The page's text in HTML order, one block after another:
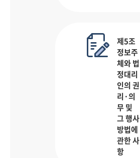
제5조
정보주
체와 법
정대리
인의 권
리·의
무 및
그 행사
방법에
관한 사
항